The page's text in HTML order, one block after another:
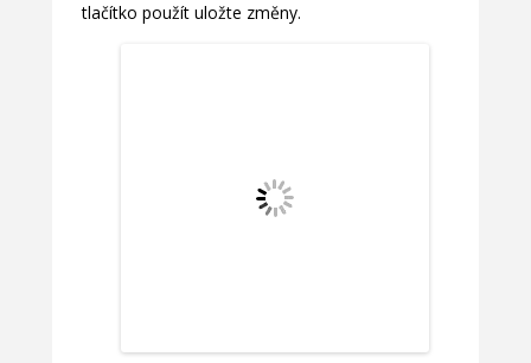
tlačítko použít uložte změny.